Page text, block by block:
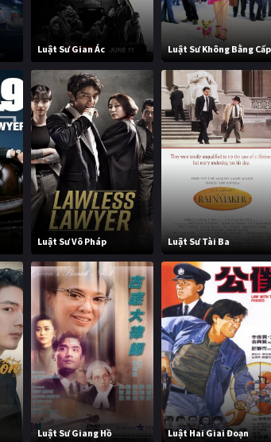
Luật Sư Gian Ác Luật Sư Không Bằng Cấp
Luật Sư Vô Pháp Luật Sư Tài Ba
Luật Sư Giang Hồ Luật Hai Giai Đoạn